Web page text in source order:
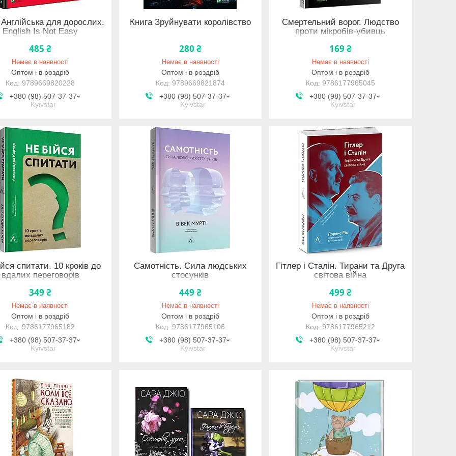
для дорослих.
English Is Not Easу
485 ₴
Немає в наявності
Оптом і в роздріб
9789669820228
+380 (98) 507-37-37
Kyivstar
Книга Зруйнувати королівство
280 ₴
Немає в наявності
Оптом і в роздріб
9789669821874
+380 (98) 507-37-37
Kyivstar
Смертельний ворог. Людство
проти мікробів-убивць
169 ₴
Немає в наявності
Оптом і в роздріб
9786177965045
+380 (98) 507-37-37
Kyivstar
спитати. 10 кроків до
вдалих переговорів
349 ₴
Немає в наявності
Оптом і в роздріб
9786177965182
+380 (98) 507-37-37
Kyivstar
Самотність. Сила людських
стосунків
449 ₴
Немає в наявності
Оптом і в роздріб
9786177965106
+380 (98) 507-37-37
Kyivstar
Гітлер і Сталін. Тирани та Друга
світова війна
499 ₴
Немає в наявності
Оптом і в роздріб
9786177965212
+380 (98) 507-37-37
Kyivstar